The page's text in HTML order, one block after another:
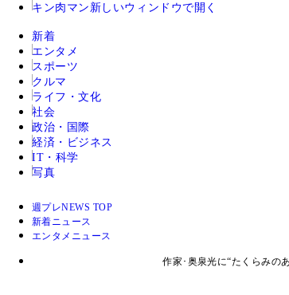
キン肉マン 新しいウィンドウで開く
新着
エンタメ
スポーツ
クルマ
ライフ・文化
社会
政治・国際
経済・ビジネス
IT・科学
写真
週プレNEWS TOP
新着ニュース
エンタメニュース
作家･奥泉光に“たくらみの